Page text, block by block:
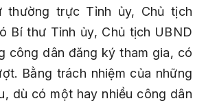
thường trực Tỉnh ủy, Chủ tịch
Bí thư Tỉnh ủy, Chủ tịch UBND
công dân đăng ký tham gia, có
Bằng trách nhiệm của những
dù có một hay nhiều công dân